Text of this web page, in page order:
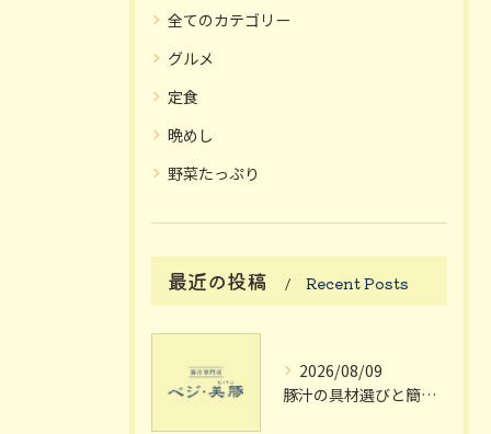
全てのカテゴリー
グルメ
定食
晩めし
野菜たっぷり
最近の投稿 Recent Posts
2026/08/09
豚汁の具材選びと簡単レシピで手軽に美味しさを楽しむ方法